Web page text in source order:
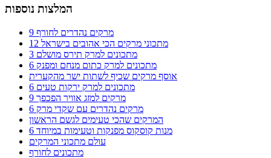
המלצות נוספות
9 מרקים נהדרים לחורף
12 מתכוני מרקים הכי אהובים בישראל
3 מתכונים למרק תירס מושלם
6 מתכונים למרק כתום מנחם ומפנק
אוסף מרקים שכיף לשתות ישר מהקערית
6 מתכונים למרק ירקות טעים
9 מרקים למזג אוויר הפכפך
6 מרקים נהדרים עם שקדי מרק
המרקים שהכי טעימים לגשם הראשון
6 מנות קוסקוס מפנקות וטעימות במיוחד
עולם מתכוני המרקים
מתכונים לחורף